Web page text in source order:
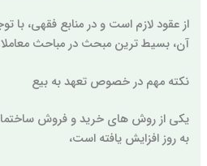
از عقود لازم است و در منابع فقهی، با
آن، بسیط ترین مبحث در مباحث
نکته مهم در خصوص تعهد به بیع
یکی از روش های خرید و فروش
به روز افزایش یافته است،